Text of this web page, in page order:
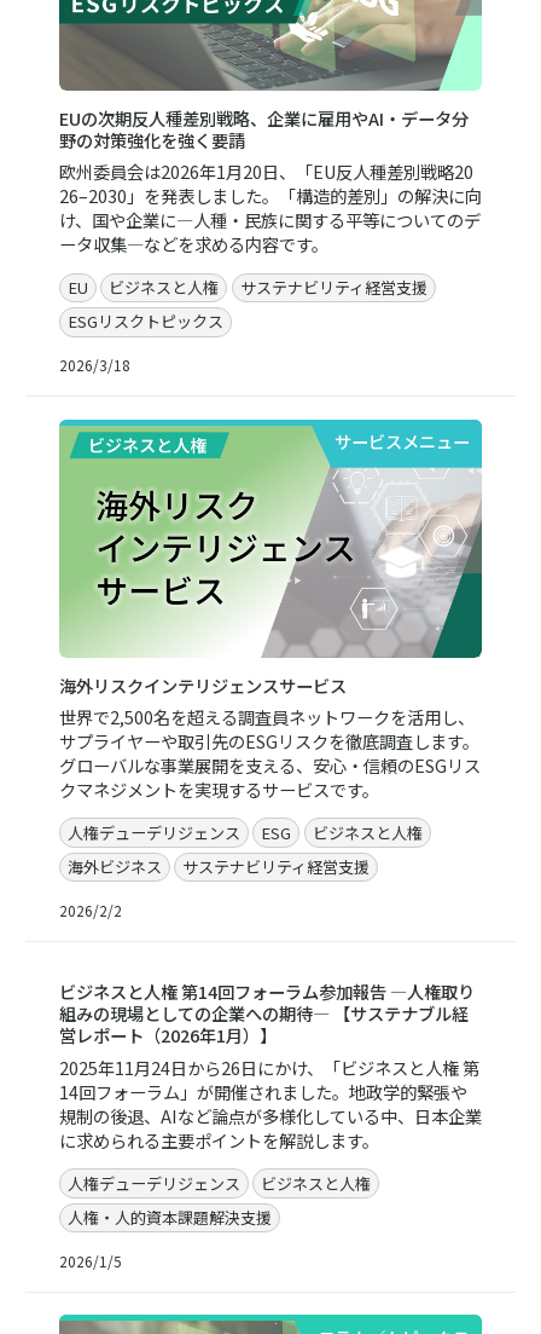
EUの次期反人種差別戦略、企業に雇用やAI・データ分
野の対策強化を強く要請
欧州委員会は2026年1月20日、「EU反人種差別戦略20
26–2030」を発表しました。「構造的差別」の解決に向
け、国や企業に―人種・民族に関する平等についてのデ
ータ収集―などを求める内容です。
EU ビジネスと人権
サステナビリティ経営支援
ESGリスクトピックス
2026/3/18
サービスメニュー
海外リスクインテリジェンスサービス
世界で2,500名を超える調査員ネットワークを活用し、
サプライヤーや取引先のESGリスクを徹底調査します。
グローバルな事業展開を支える、安心・信頼のESGリス
クマネジメントを実現するサービスです。
人権デューデリジェンス ESG
ビジネスと人権
海外ビジネス
サステナビリティ経営支援
2026/2/2
レポート／資料
ビジネスと人権 第14回フォーラム参加報告 ―人権取り
組みの現場としての企業への期待― 【サステナブル経
営レポート（2026年1月）】
2025年11月24日から26日にかけ、「ビジネスと人権 第
14回フォーラム」が開催されました。地政学的緊張や
規制の後退、AIなど論点が多様化している中、日本企業
に求められる主要ポイントを解説します。
人権デューデリジェンス
ビジネスと人権
人権・人的資本課題解決支援
2026/1/5